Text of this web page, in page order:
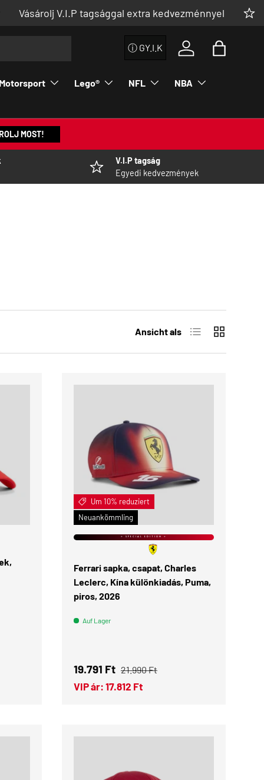
V.I.P tagsággal extra kedvezménnyel 👉
ⓘ GY.I.K
Einloggen
Motorsport Lego® NFL NBA
MOST!
V.I.P tagság
Egyedi kedvezmények
Ansicht als Produktliste
IN DEN WARENKORB
Um 10% reduziert
Neuankömmling
⭐ SPECIAL EDITION ⭐
Ferrari sapka, csapat, Charles
Leclerc, Kína különkiadás, Puma,
piros, 2026
Auf Lager
Verkaufspreis
19.791 Ft Normaler Preis
21.990 Ft
VIP ár: 17.812 Ft